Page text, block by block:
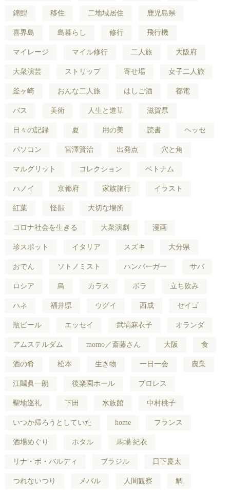
錦鯉 移住 二地域居住 鹿児島県
喜界島 島暮らし 修行 飛行機
マイレージ マイル修行 二人旅 大阪府
大衆演芸 ストリップ 寄せ場 女子二人旅
釜ヶ崎 おんな二人旅 はしご酒 都電
バス 美術 人生と道草 滋賀県
日々の記録 夏 用の美 読書 ヘッセ
パソコン 宮澤賢治 出発点 穴と角
マルグリット コレクション ベトナム
ハノイ 京都府 家族旅行 イラスト
紅葉 怪獣 大切な場所
コロナ社会を生きる 大衆演劇 漫画
珍スポット イタリア スズキ 大分県
おでん ソトノミスト ハンバーガー サバ
ロシア 鳥 カラス ボラ 立ち飲み
ハネ 福井県 ウグイ 西成 セイゴ
瓶ビール エッセイ 武塙麻衣子 オランダ
アムステルダム momo／斎藤さん 大阪 食
酒の肴 松本 生き物 一日一会 農業
江鬮眞一朗 後楽園ホール プロレス
聖地巡礼 下田 水族館 中村桃子
いつか帰ろうとしていた home フランス
酒場めぐり ホタル 馬場 紀衣
リナ・ボ・バルディ ブラジル 日下慶太
つれないつり メバル 人間観察 鯛